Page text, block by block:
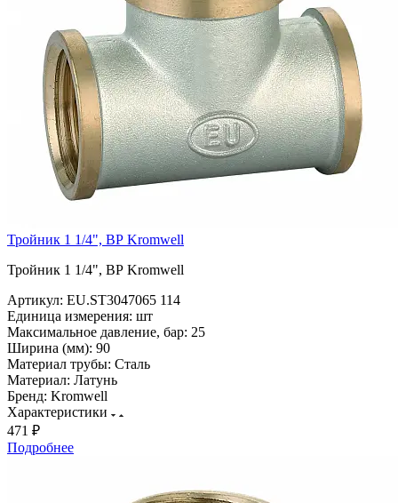
Тройник 1 1/4", ВР Kromwell
Тройник 1 1/4", ВР Kromwell
Артикул: EU.ST3047065 114
Единица измерения: шт
Максимальное давление, бар: 25
Ширина (мм): 90
Материал трубы: Сталь
Материал: Латунь
Бренд: Kromwell
Характеристики
471 ₽
Подробнее